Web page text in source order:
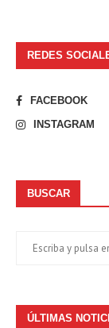
REDES
FACEBOOK
INSTAGRAM
BUSCAR
ÚLTIMAS